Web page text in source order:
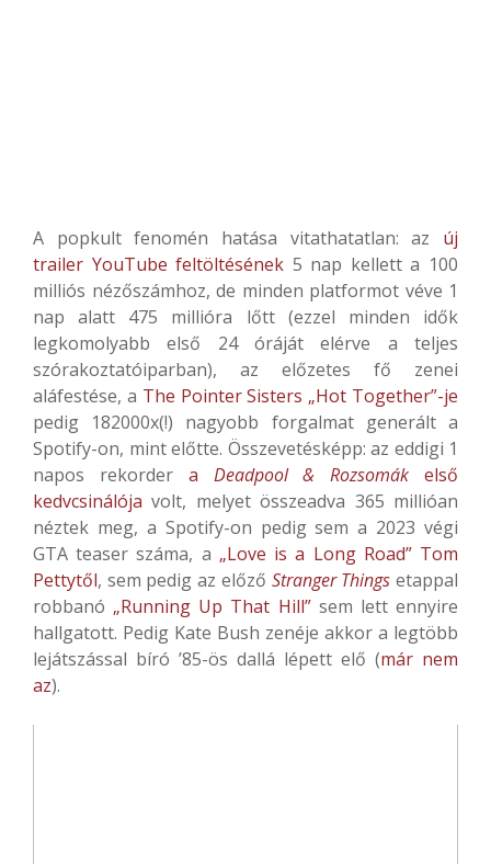
A popkult fenomén hatása vitathatatlan: az új
trailer YouTube feltöltésének 5 nap kellett a 100
milliós nézőszámhoz, de minden platformot véve 1
nap alatt 475 millióra lőtt (ezzel minden idők
legkomolyabb első 24 óráját elérve a teljes
szórakoztatóiparban), az előzetes fő zenei
aláfestése, a The Pointer Sisters „Hot Together”-je
pedig 182000x(!) nagyobb forgalmat generált a
Spotify-on, mint előtte. Összevetésképp: az eddigi 1
napos rekorder a Deadpool & Rozsomák első
kedvcsinálója volt, melyet összeadva 365 millióan
néztek meg, a Spotify-on pedig sem a 2023 végi
GTA teaser száma, a „Love is a Long Road” Tom
Pettytől, sem pedig az előző Stranger Things etappal
robbanó „Running Up That Hill”sem lett ennyire
hallgatott. Pedig Kate Bush zenéje akkor a legtöbb
lejátszással bíró ’85-ös dallá lépett elő (már nem
az).